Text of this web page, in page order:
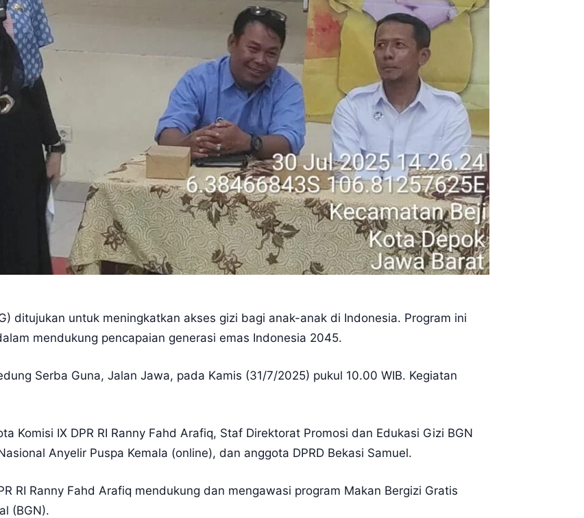
ditujukan untuk meningkatkan akses gizi bagi anak-anak di Indonesia. Program ini
mendukung pencapaian generasi emas Indonesia 2045.
Serba Guna, Jalan Jawa, pada Kamis (31/7/2025) pukul 10.00 WIB. Kegiatan
Komisi IX DPR RI Ranny Fahd Arafiq, Staf Direktorat Promosi dan Edukasi Gizi BGN
Anyelir Puspa Kemala (online), dan anggota DPRD Bekasi Samuel.
RI Ranny Fahd Arafiq mendukung dan mengawasi program Makan Bergizi Gratis
(BGN).